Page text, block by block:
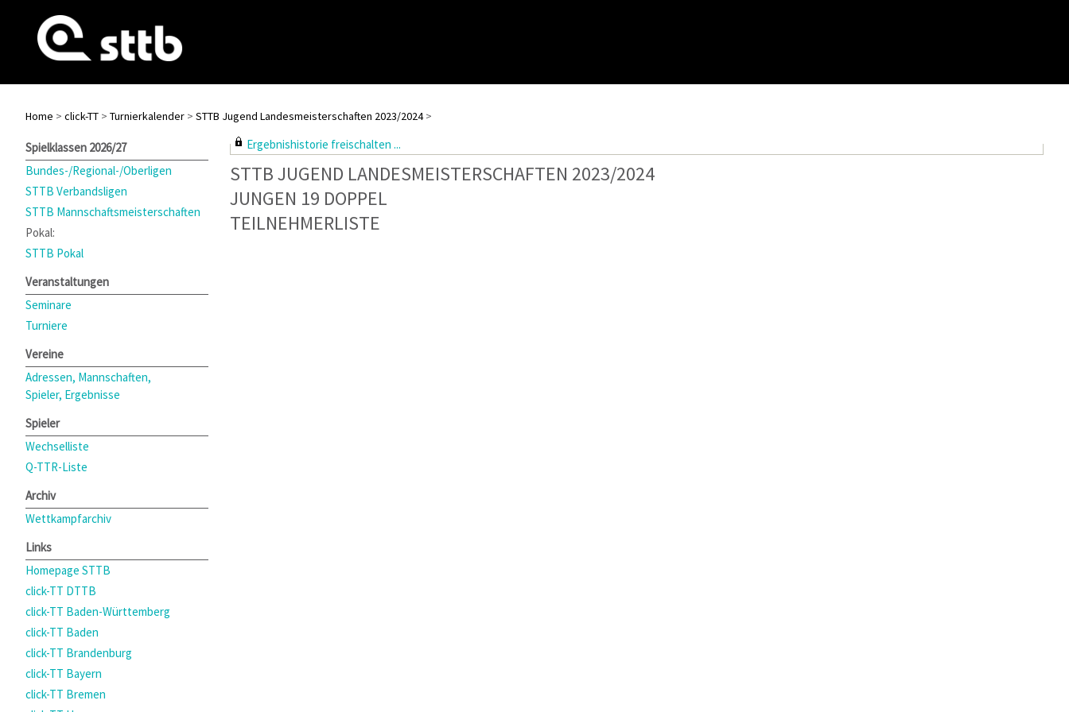
Home > click-TT > Turnierkalender > STTB Jugend Landesmeisterschaften 2023/2024>
Spielklassen 2026/27
Bundes-/Regional-/Oberligen
STTB Verbandsligen
STTB Mannschaftsmeisterschaften
Pokal:
STTB Pokal
Veranstaltungen
Seminare
Turniere
Vereine
Adressen, Mannschaften,
Spieler, Ergebnisse
Spieler
Wechselliste
Q-TTR-Liste
Archiv
Wettkampfarchiv
Links
Homepage STTB
click-TT DTTB
click-TT Baden-Württemberg
click-TT Baden
click-TT Brandenburg
click-TT Bayern
click-TT Bremen
Ergebnishistorie freischalten ...
STTB JUGEND LANDESMEISTERSCHAFTEN 2023/2024
JUNGEN 19 DOPPEL
TEILNEHMERLISTE